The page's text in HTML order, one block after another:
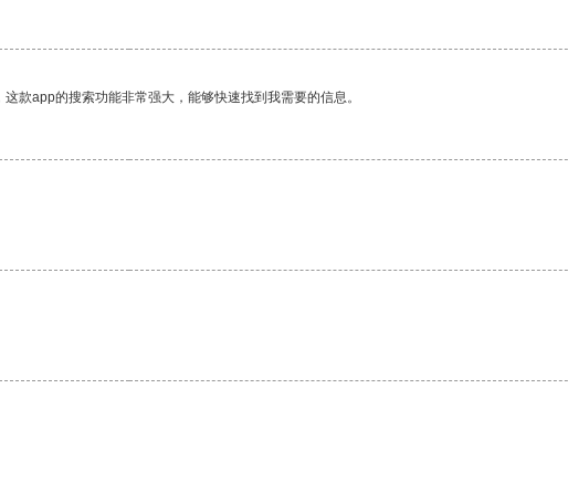
款app的搜索功能非常强大，能够快速找到我需要的信息。